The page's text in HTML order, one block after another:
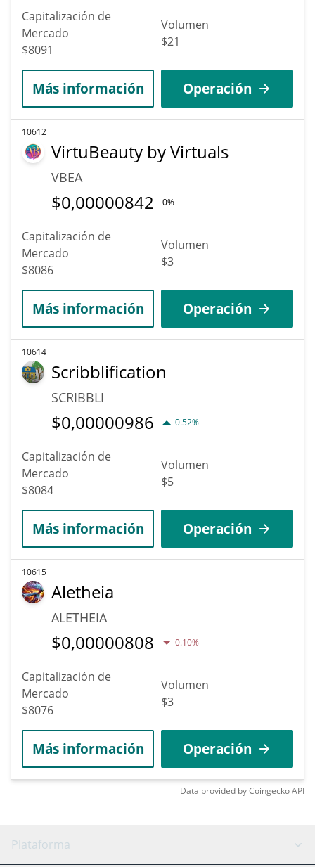
Capitalización de
Mercado
$8091
Volumen
$21
Más información Operación
10612
VirtuBeauty by Virtuals
VBEA
$0,00000842 0%
Capitalización de
Mercado
$8086
Volumen
$3
Más información Operación
10614
Scribblification
SCRIBBLI
$0,00000986 0.52%
Capitalización de
Mercado
$8084
Volumen
$5
Más información Operación
10615
Aletheia
ALETHEIA
$0,00000808 0.10%
Capitalización de
Mercado
$8076
Volumen
$3
Más información Operación
Data provided byCoingeckoAPI
Plataforma